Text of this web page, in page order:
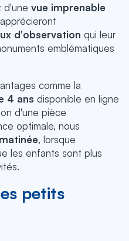
d'une vue imprenable
d'observation qui leur
emblématiques
comme la
4 ans disponible en ligne
d'une pièce
optimale, nous
, lorsque
les enfants sont plus
petits